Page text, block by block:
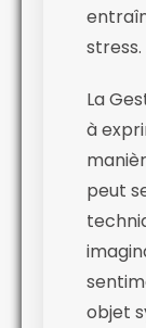
stress.
La
à
peut
objet